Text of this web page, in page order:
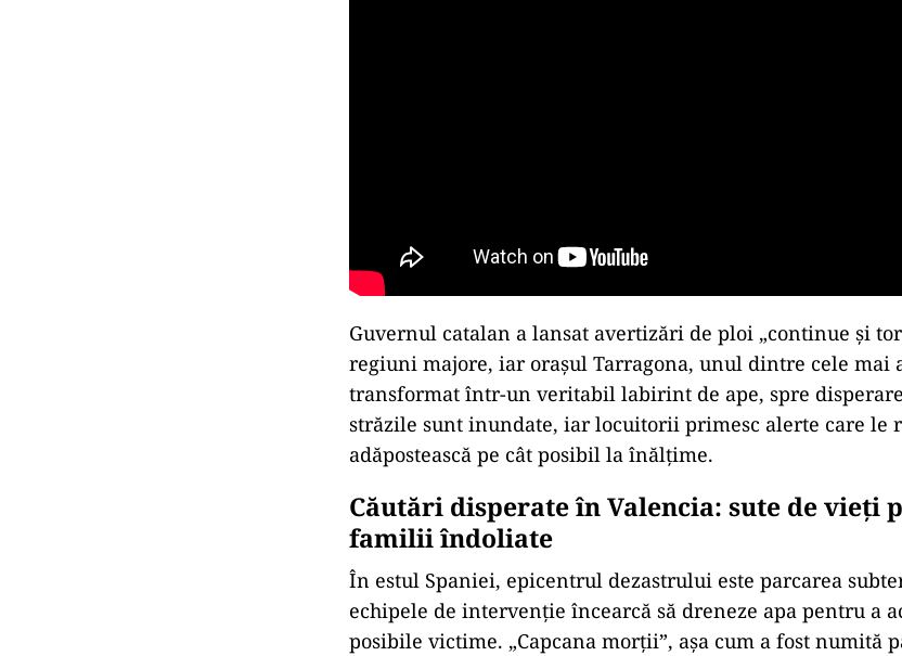
Guvernul catalan a lansat avertizări de ploi „continue și
regiuni majore, iar orașul Tarragona, unul dintre cele mai
transformat într-un veritabil labirint de ape, spre
străzile sunt inundate, iar locuitorii primesc alerte care le
adăpostească pe cât posibil la înălțime.
Căutări disperate în Valencia: sute de vieți
familii îndoliate
În estul Spaniei, epicentrul dezastrului este parcarea
echipele de intervenție încearcă să dreneze apa pentru a
posibile victime. „Capcana morții”, așa cum a fost numită